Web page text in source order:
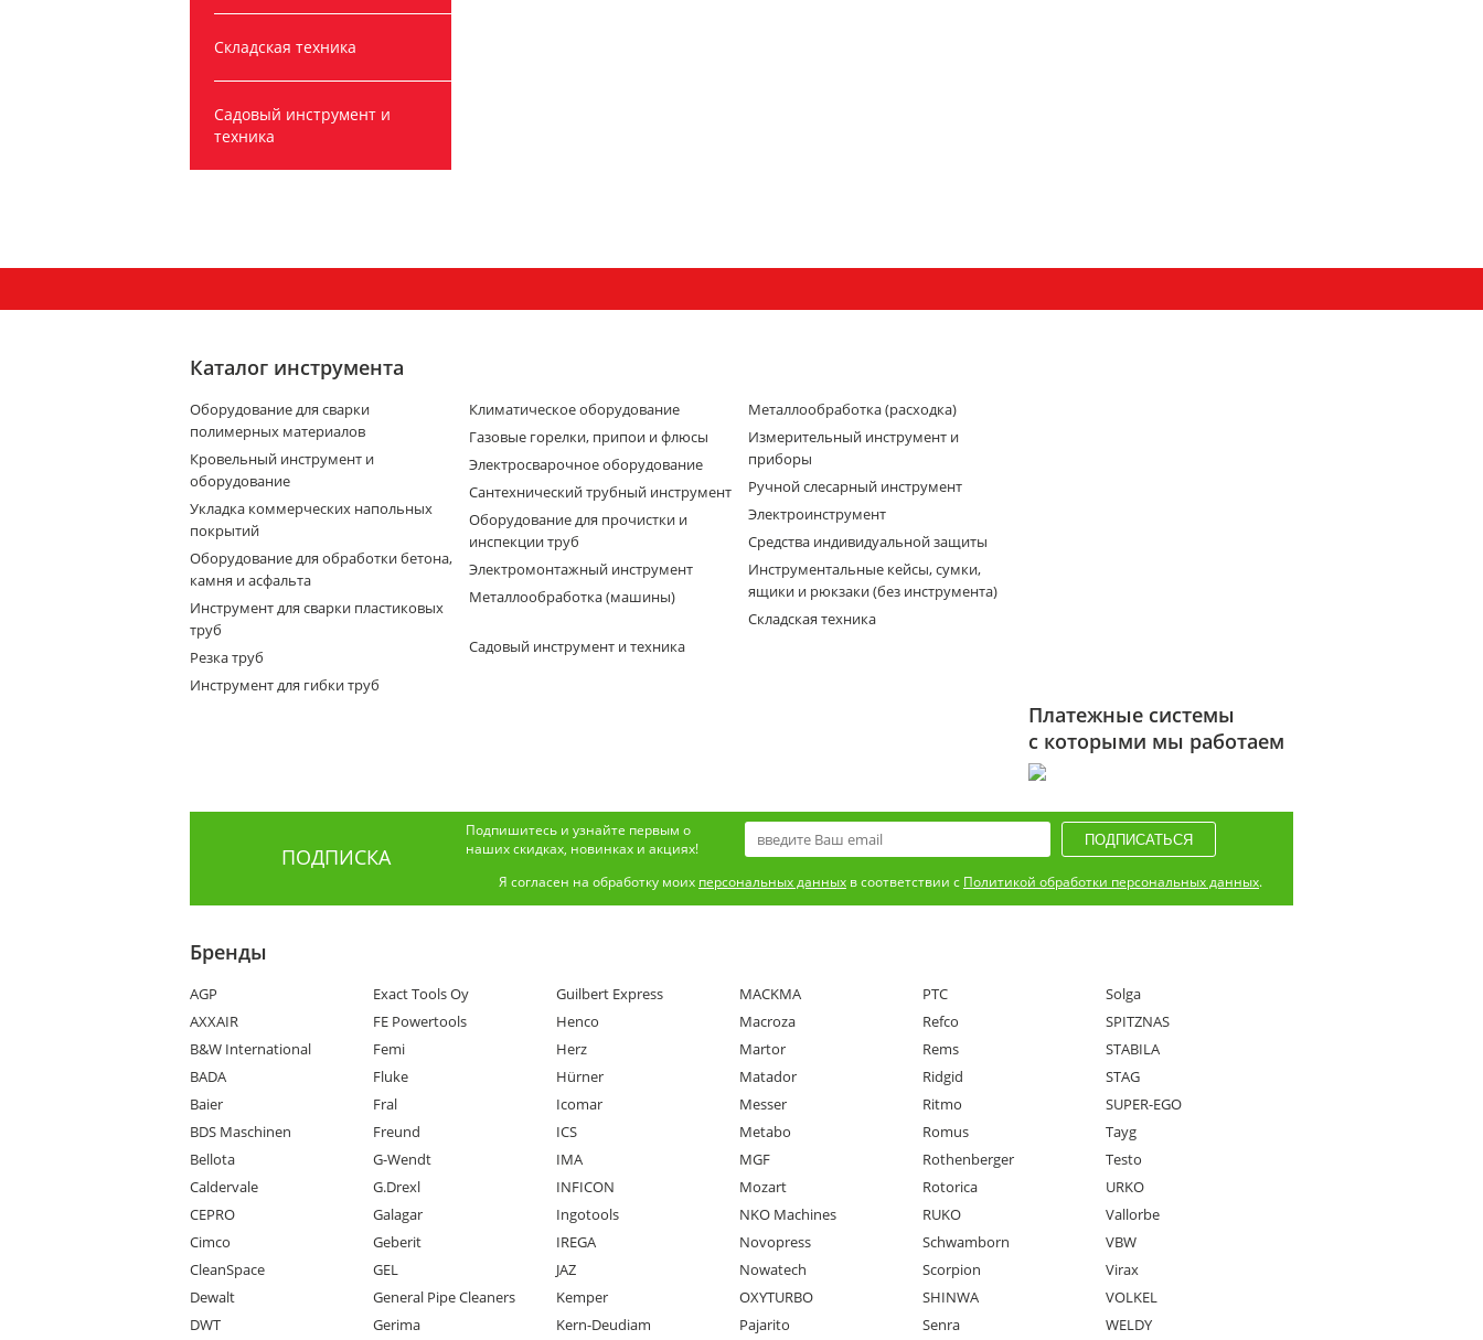
Складская техника
Садовый инструмент и
техника
Каталог инструмента
Оборудование для сварки
полимерных материалов
Кровельный инструмент и
оборудование
Укладка коммерческих напольных
покрытий
Оборудование для обработки бетона,
камня и асфальта
Инструмент для сварки пластиковых
труб
Резка труб
Инструмент для гибки труб
Климатическое оборудование
Газовые горелки, припои и флюсы
Электросварочное оборудование
Сантехнический трубный инструмент
Оборудование для прочистки и
инспекции труб
Электромонтажный инструмент
Металлообработка (машины)
Металлообработка (расходка)
Измерительный инструмент и
приборы
Ручной слесарный инструмент
Электроинструмент
Средства индивидуальной защиты
Инструментальные кейсы, сумки,
ящики и рюкзаки (без инструмента)
Складская техника
Садовый инструмент и техника
Платежные системы
с которыми мы работаем
ПОДПИСКА
Подпишитесь и узнайте первым о
наших скидках, новинках и акциях!
Я согласен на обработку моих персональных данных в соответствии с Политикой обработки персональных данных.
Бренды
AGP
AXXAIR
B&W International
BADA
Baier
BDS Maschinen
Bellota
Caldervale
CEPRO
Cimco
CleanSpace
Dewalt
DWT
Exact Tools Oy
FE Powertools
Femi
Fluke
Fral
Freund
G-Wendt
G.Drexl
Galagar
Geberit
GEL
General Pipe Cleaners
Gerima
Guilbert Express
Henco
Herz
Hürner
Icomar
ICS
IMA
INFICON
Ingotools
IREGA
JAZ
Kemper
Kern-Deudiam
MACKMA
Macroza
Martor
Matador
Messer
Metabo
MGF
Mozart
NKO Machines
Novopress
Nowatech
OXYTURBO
Pajarito
PTC
Refco
Rems
Ridgid
Ritmo
Romus
Rothenberger
Rotorica
RUKO
Schwamborn
Scorpion
SHINWA
Senra
Solga
SPITZNAS
STABILA
STAG
SUPER-EGO
Tayg
Testo
URKO
Vallorbe
VBW
Virax
VOLKEL
WELDY